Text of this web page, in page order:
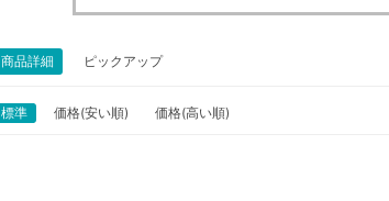
商品詳細 ピックアップ
標準 価格(安い順) 価格(高い順)